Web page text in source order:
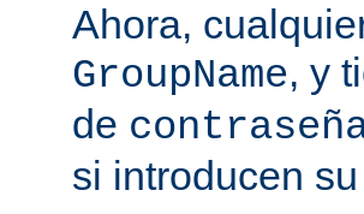
Ahora,
GroupName, y
de
si introducen